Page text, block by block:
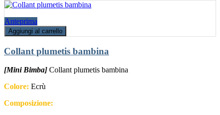
Anteprima
Aggiungi al carrello
Collant plumetis bambina
[Mini Bimba] Collant plumetis bambina
Colore: Ecrù
Composizione: